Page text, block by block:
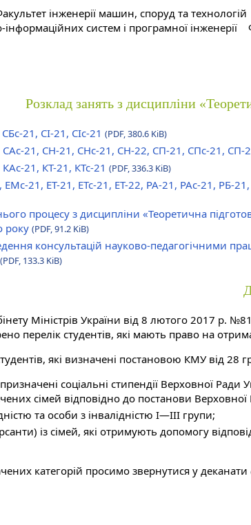
інженерії машин, споруд та технологій
систем і програмної інженерії
Розклад занять з дисципліни
21, СІ-21, СІс-21 (PDF, 380.6 KiB)
21, СН-21, СНс-21, СН-22, СП-21, СПс-21, СП-
21, КТ-21, КТс-21 (PDF, 336.3 KiB)
21, ЕТ-21, ЕТс-21, ЕТ-22, РА-21, РАс-21, РБ-
процесу з дисципліни «Теоретична
року (PDF, 91.2 KiB)
консультацій науково-педагогічними
(PDF, 133.3 KiB)
Міністрів України від 8 лютого 2017 р.
перелік студентів, які мають право на
які визначені постановою КМУ від
соціальні стипендії Верховної Ради
сімей відповідно до постанови
та особи з інвалідністю I—III групи;
із сімей, які отримують допомогу
категорій просимо звернутися у